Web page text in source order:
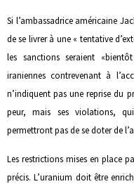
Si l’ambassadrice américaine
de se livrer à une « tentative
les sanctions seraient
iraniennes contrevenant à
n’indiquent pas une reprise du
peur, mais ses violations,
permettront pas de se doter de
Les restrictions mises en place
précis. L’uranium doit être